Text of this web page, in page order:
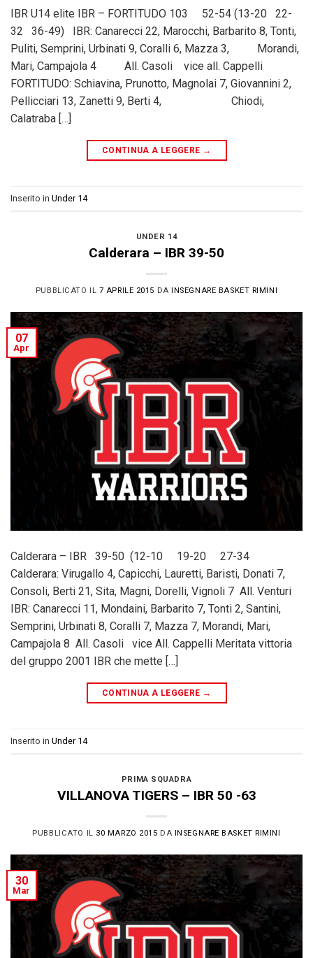
IBR U14 elite IBR – FORTITUDO 103 52-54 (13-20 22-
32 36-49) IBR: Canarecci 22, Marocchi, Barbarito 8, Tonti,
Puliti, Semprini, Urbinati 9, Coralli 6, Mazza 3, Morandi,
Mari, Campajola 4 All. Casoli vice all. Cappelli
FORTITUDO: Schiavina, Prunotto, Magnolai 7, Giovannini 2,
Pellicciari 13, Zanetti 9, Berti 4, Chiodi,
Calatraba […]
CONTINUA A LEGGERE →
Inserito in Under 14
UNDER 14
Calderara – IBR 39-50
PUBBLICATO IL 7 APRILE 2015 DAINSEGNARE BASKET RIMINI
07
Apr
Calderara – IBR 39-50 (12-10 19-20 27-34
Calderara: Virugallo 4, Capicchi, Lauretti, Baristi, Donati 7,
Consoli, Berti 21, Sita, Magni, Dorelli, Vignoli 7 All. Venturi
IBR: Canarecci 11, Mondaini, Barbarito 7, Tonti 2, Santini,
Semprini, Urbinati 8, Coralli 7, Mazza 7, Morandi, Mari,
Campajola 8 All. Casoli vice All. Cappelli Meritata vittoria
del gruppo 2001 IBR che mette […]
CONTINUA A LEGGERE →
Inserito in Under 14
PRIMA SQUADRA
VILLANOVA TIGERS – IBR 50 -63
PUBBLICATO IL 30 MARZO 2015 DA INSEGNARE BASKET RIMINI
30
Mar